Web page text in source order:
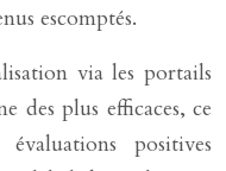
escomptés.
via les portails
des plus efficaces, ce
positives